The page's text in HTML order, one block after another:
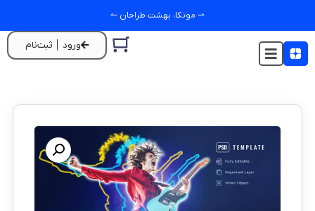
⇀ مونکا، بهشت طراحان ↼
ورود │ ثبت‌نام